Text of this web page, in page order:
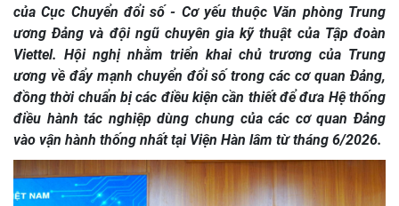
của Cục Chuyển đổi số - Cơ yếu thuộc Văn phòng Trung
ương Đảng và đội ngũ chuyên gia kỹ thuật của Tập đoàn
Viettel. Hội nghị nhằm triển khai chủ trương của Trung
ương về đẩy mạnh chuyển đổi số trong các cơ quan Đảng,
đồng thời chuẩn bị các điều kiện cần thiết để đưa Hệ thống
điều hành tác nghiệp dùng chung của các cơ quan Đảng
vào vận hành thống nhất tại Viện Hàn lâm từ tháng 6/2026.